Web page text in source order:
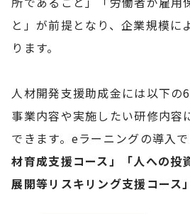
と」が前提となり、企業規模に
ります。
人材開発支援助成金には以下の6
事業内容や実施したい研修内容
できます。eラーニングの導入
材育成支援コース」「人への投
展開等リスキリング支援コース」